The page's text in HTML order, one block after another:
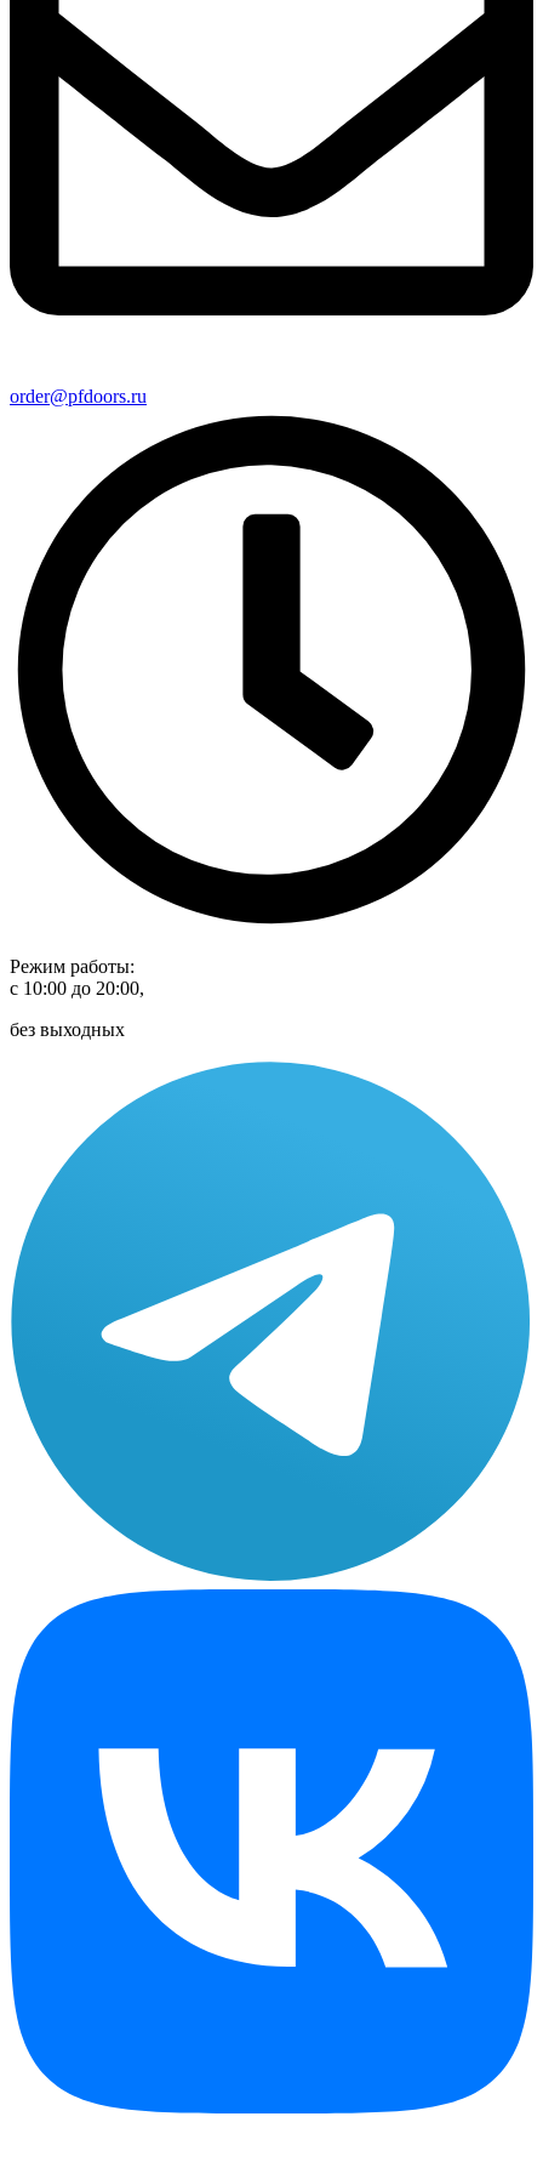
order@pfdoors.ru
Режим работы:
с 10:00 до 20:00,
без выходных